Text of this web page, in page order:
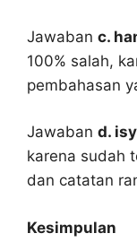
Jawaban c.
100% salah,
pembahasan
Jawaban d.
karena sudah
dan catatan
Kesimpulan